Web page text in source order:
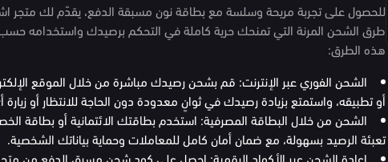
للحصول على تجربة مريحة وسلسة مع بطاقة نون مسبقة الدفع، يقدّم لك متجر
طرق الشحن المرنة التي تمنحك حرية كاملة في التحكم برصيدك واستخدامه حسب
هذه الطرق:
الشحن الفوري عبر الإنترنت: قم بشحن رصيدك مباشرة من خلال الموقع
أو تطبيقه، واستمتع بزيادة رصيدك في ثوانٍ معدودة دون الحاجة للانتظار أو زيارة
الشحن من خلال البطاقة المصرفية: استخدم بطاقتك الائتمانية أو بطاقة
تعبئة الرصيد بسهولة، مع ضمان أمان كامل للمعاملات وحماية بياناتك الشخصية.
إعادة الشحن عبر الأكواد الرقمية: احصل على كود شحن مسبق الدفع من